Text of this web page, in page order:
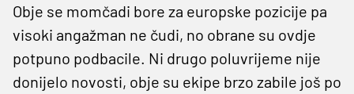
Obje se momčadi bore za europske pozicije pa
visoki angažman ne čudi, no obrane su ovdje
potpuno podbacile. Ni drugo poluvrijeme nije
donijelo novosti, obje su ekipe brzo zabile još po